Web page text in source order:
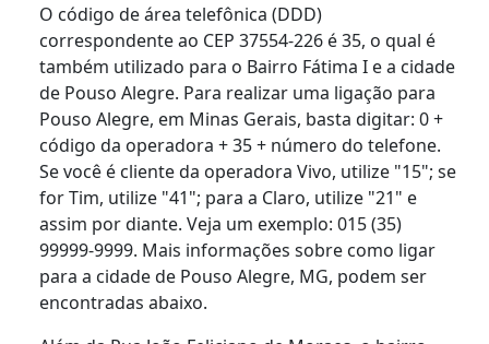
O código de área telefônica (DDD)
correspondente ao CEP 37554-226 é 35, o qual é
também utilizado para o Bairro Fátima I e a cidade
de Pouso Alegre. Para realizar uma ligação para
Pouso Alegre, em Minas Gerais, basta digitar: 0 +
código da operadora + 35 + número do telefone.
Se você é cliente da operadora Vivo, utilize "15"; se
for Tim, utilize "41"; para a Claro, utilize "21" e
assim por diante. Veja um exemplo: 015 (35)
99999-9999. Mais informações sobre como ligar
para a cidade de Pouso Alegre, MG, podem ser
encontradas abaixo.